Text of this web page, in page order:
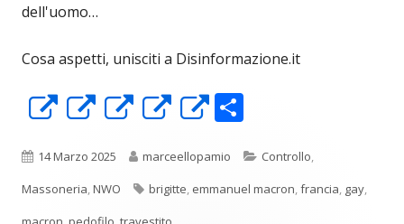
dell'uomo…
Cosa aspetti, unisciti a Disinformazione.it
Apre
una
nuova
Apre
una
nuova
Apre
una
nuova
Apre
una
nuova
Apre
una
nuova
n
di
Pubblicato
14 Marzo 2025 Autore
marceellopamio Categorie
Controllo,
Massoneria,NWO Tag
brigitte, emmanuel macron,francia, gay,